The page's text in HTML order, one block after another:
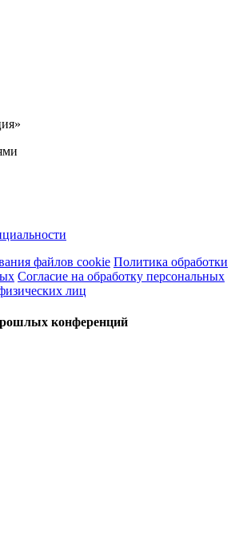
файлов cookie Политика обработки
Согласие на обработку персональных
лиц
конференций